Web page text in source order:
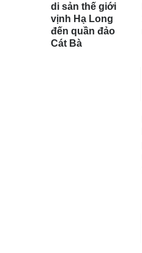
di sản thế giới
vịnh Hạ Long
đến quần đảo
Cát Bà